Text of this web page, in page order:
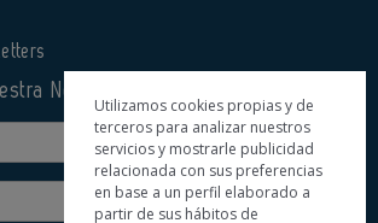
Newsletter
Utilizamos cookies propias y de
terceros para analizar nuestros
servicios y mostrarle publicidad
relacionada con sus preferencias
en base a un perfil elaborado a
partir de sus hábitos de